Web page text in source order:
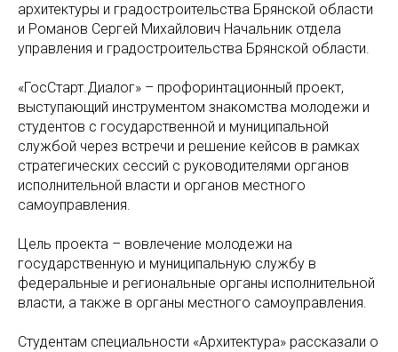
архитектуры и градостроительства Брянской области
и Романов Сергей Михайлович Начальник отдела
управления и градостроительства Брянской области.
«ГосСтарт.Диалог» – профоринтационный проект,
выступающий инструментом знакомства молодежи и
студентов с государственной и муниципальной
службой через встречи и решение кейсов в рамках
стратегических сессий с руководителями органов
исполнительной власти и органов местного
самоуправления.
Цель проекта – вовлечение молодежи на
государственную и муниципальную службу в
федеральные и региональные органы исполнительной
власти, а также в органы местного самоуправления.
Студентам специальности «Архитектура» рассказали о